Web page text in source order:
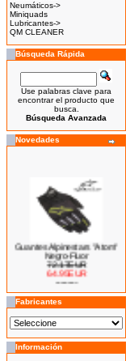
Neumáticos->
Miniquads
Lubricantes->
QM CLEANER
Búsqueda Rápida
Use palabras clave para
encontrar el producto que
busca.
Búsqueda Avanzada
Novedades
Guantes Alpinestars "Atom"
Negro-Fluor
72.17EUR
64.95EUR
---------
Bicicleta Eléctrica Niño 100w
Fabricantes
Información